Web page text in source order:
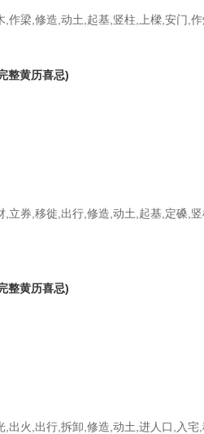
,作梁,修造,动土,起基,竖柱,上樑,安门,
整黄历喜忌)
,立券,移徙,出行,修造,动土,起基,定磉,
整黄历喜忌)
,出火,出行,拆卸,修造,动土,进人口,入